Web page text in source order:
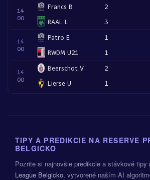
14
00
Francs B
RAAL L
2
3
14
00
Patro E
RWDM U21
1
1
14
00
Beerschot V
Lierse U
2
1
TIPY A PREDIKCIE NA RESERVE
BELGICKO
Pozrite si najnovšie predikcie a stávkové tipy
League Belgicko, vytvorené naším AI